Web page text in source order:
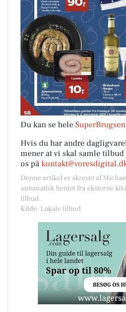
Du kan se hele
Hvis du har andre
mener at vi skal samle
os på
Denne artikel er skrevet af
automatisk hentet fra eksterne
tilbud.
Kilde: Lokale tilbud